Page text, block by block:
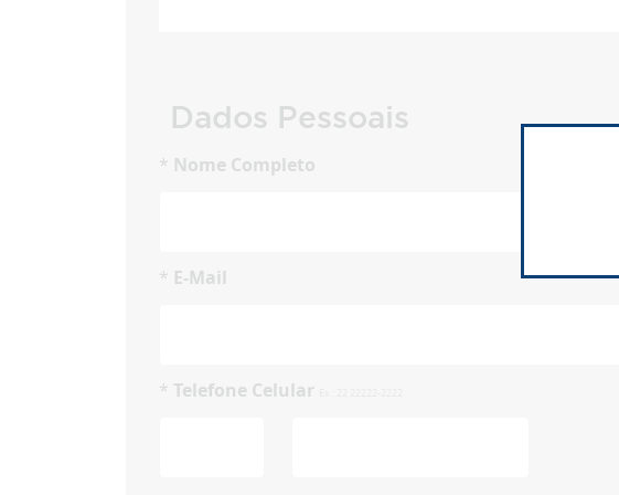
Dados Pessoais
* Nome Completo
* E-Mail
* Telefone Celular